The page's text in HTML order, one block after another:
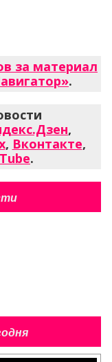
за материал
.
,
, Вконтакте,
.